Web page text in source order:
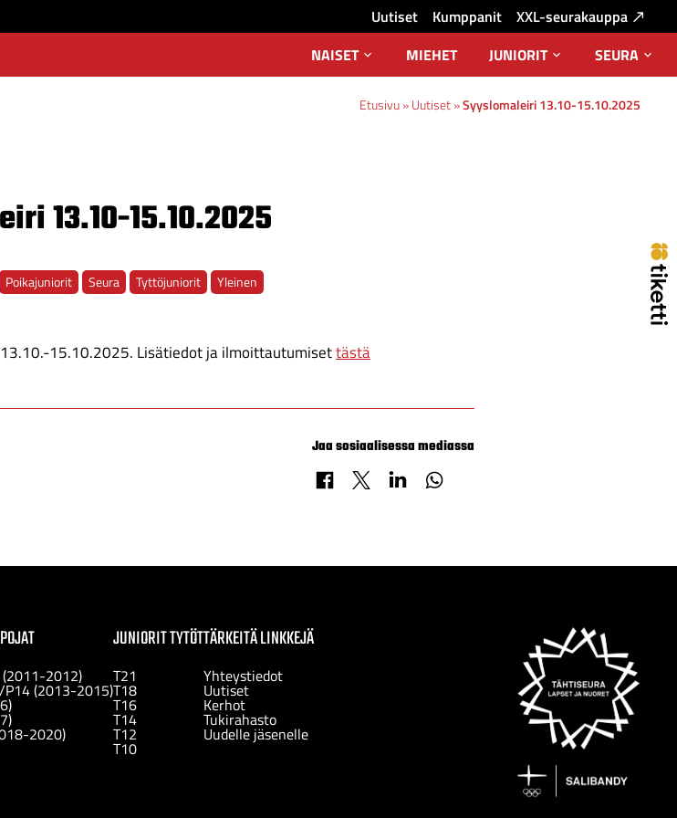
Uutiset Kumppanit XXL-seurakauppa
NAISET
Avaa
alavalikko
MIEHET
JUNIORIT
Avaa
alavalikko
SEURA
Avaa
Etusivu»Uutiset»Syyslomaleiri 13.10-15.10.2025
13.10-15.10.2025
Poikajuniorit Seura Tyttöjuniorit Yleinen
15.10.2025. Lisätiedot ja ilmoittautumisettästä
Jaa sosiaalisessa mediassa
Jaa FacebookissaJaa X-palvelussaJaa LinkedInissä
2012)
(2013-2015)
2020)
JUNIORIT TYTÖT
T21
T18
T16
T14
T12
T10
TÄRKEITÄ LINKKEJÄ
Yhteystiedot
Uutiset
Kerhot
Tukirahasto
Uudelle jäsenelle